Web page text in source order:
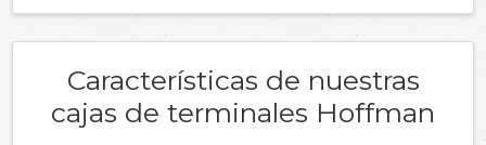
Características de nuestras
cajas de terminales Hoffman